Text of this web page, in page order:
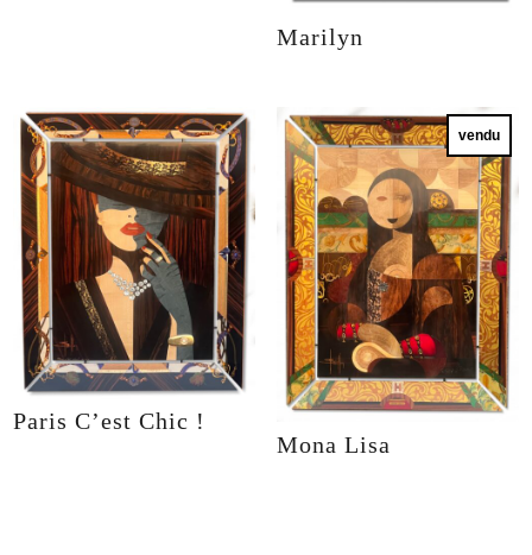
Marilyn
Paris C’est Chic !
vendu
Mona Lisa